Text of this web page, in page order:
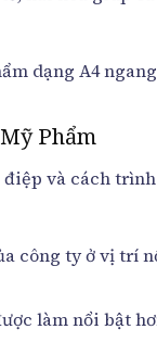
Phẩm
và cách
công ty ở vị trí
làm nổi bật